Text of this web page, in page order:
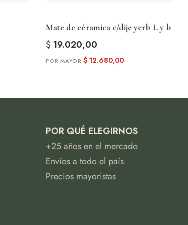
Mate de céramica c/dije yerb L y b
$ 19.020,00
$ 12.680,00
POR QUÉ ELEGIRNOS
+25 años en el mercado
Envíos a todo el país
Precios mayoristas